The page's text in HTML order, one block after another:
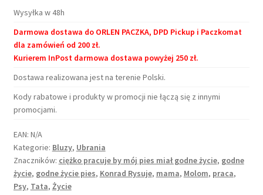
pracuję,
by
mój
pies
miał
godne
życie
Wysyłka w 48h
Darmowa dostawa do ORLEN PACZKA, DPD Pickup i Paczkomat
dla zamówień od 200 zł.
Kurierem InPost darmowa dostawa powyżej 250 zł.
Dostawa realizowana jest na terenie Polski.
Kody rabatowe i produkty w promocji nie łączą się z innymi
promocjami.
EAN: N/A
Kategorie: Bluzy, Ubrania
Znaczników: ciężko pracuje by mój pies miał godne życie, godne
życie, godne życie pies, Konrad Rysuje, mama, Molom, praca,
Psy, Tata, Życie